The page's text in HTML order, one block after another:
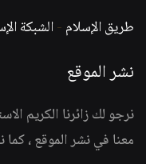
طريق الإسلام -الشبكة
نشر الموقع
نرجو لك زائرنا الكريم
معنا في نشر الموقع ،